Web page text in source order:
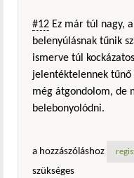
#12 Ez már túl nagy,
belenyúlásnak tűnik
ismerve túl
jelentéktelennek
még átgondolom, de
belebonyolódni.
a hozzászóláshoz
szükséges